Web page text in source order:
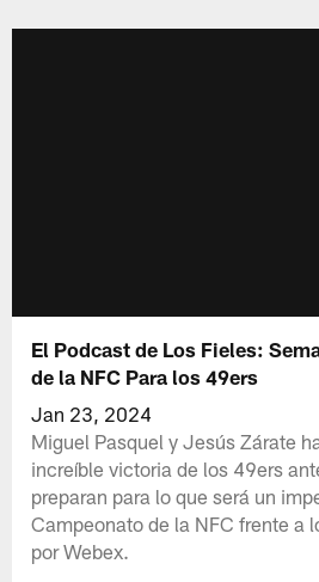
El Podcast de Los Fieles:
de la NFC Para los 49ers
Jan 23, 2024
Miguel Pasquel y Jesús Zárate
increíble victoria de los 49ers
preparan para lo que será un
Campeonato de la NFC frente a
por Webex.